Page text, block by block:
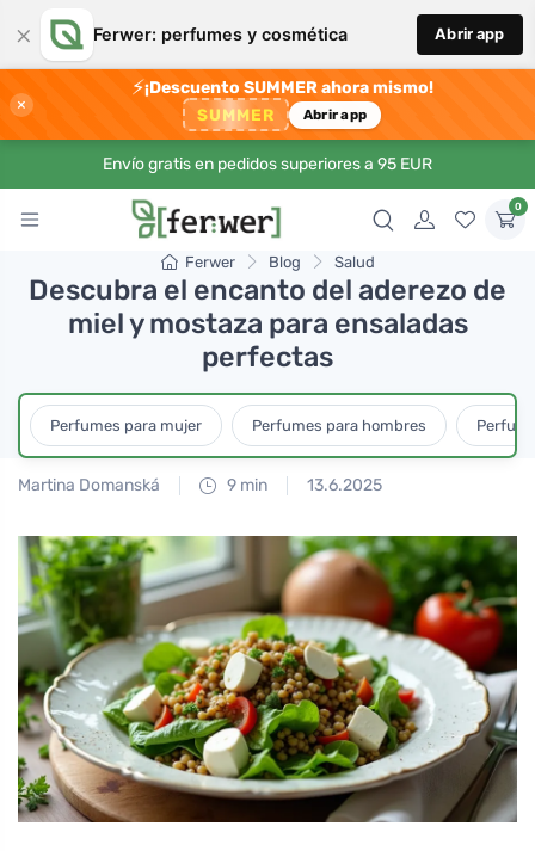
× Ferwer: perfumes y cosmética Abrir app
×
⚡¡Descuento SUMMER ahora mismo!
SUMMER Abrir app
Envío gratis en pedidos superiores a 95 EUR
0
Ferwer Blog Salud
Descubra el encanto del aderezo de
miel y mostaza para ensaladas
perfectas
Perfumes para mujer Perfumes para hombres
Martina Domanská 9 min 13.6.2025